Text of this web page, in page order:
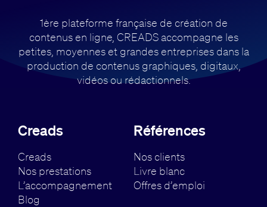
1ère plateforme française de création de
contenus en ligne, CREADS accompagne les
petites, moyennes et grandes entreprises dans la
production de contenus graphiques, digitaux,
vidéos ou rédactionnels.
Creads
Creads
Nos prestations
L’accompagnement
Blog
Références
Nos clients
Livre blanc
Offres d’emploi